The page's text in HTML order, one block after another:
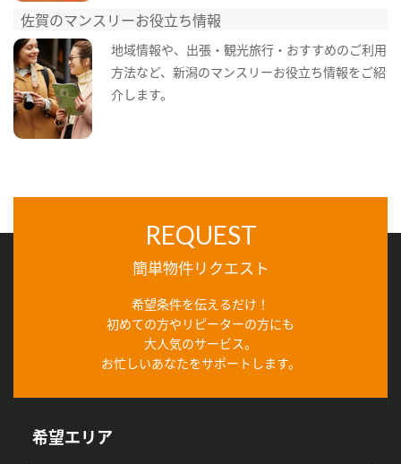
佐賀のマンスリーお役立ち情報
地域情報や、出張・観光旅行・おすすめのご利用
方法など、新潟のマンスリーお役立ち情報をご紹
介します。
REQUEST
簡単物件リクエスト
希望条件を伝えるだけ！
初めての方やリピーターの方にも
大人気のサービス。
お忙しいあなたをサポートします。
希望エリア